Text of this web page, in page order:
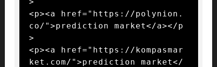
<p><a href="https://polynion.
co/">prediction market</a></p
>
<p><a href="https://kompasmar
ket.com/">prediction market</